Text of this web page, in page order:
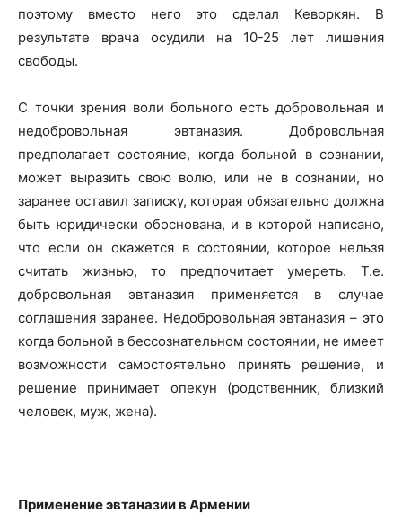
поэтому вместо него это сделал Кеворкян. В
результате врача осудили на 10-25 лет лишения
свободы.
С точки зрения воли больного есть добровольная и
недобровольная эвтаназия. Добровольная
предполагает состояние, когда больной в сознании,
может выразить свою волю, или не в сознании, но
заранее оставил записку, которая обязательно должна
быть юридически обоснована, и в которой написано,
что если он окажется в состоянии, которое нельзя
считать жизнью, то предпочитает умереть. Т.е.
добровольная эвтаназия применяется в случае
соглашения заранее. Недобровольная эвтаназия – это
когда больной в бессознательном состоянии, не имеет
возможности самостоятельно принять решение, и
решение принимает опекун (родственник, близкий
человек, муж, жена).
Применение эвтаназии в Армении